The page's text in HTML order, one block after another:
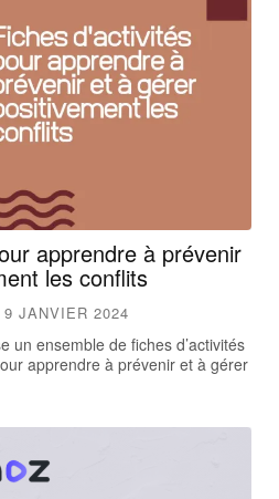
apprendre à prévenir
les conflits
9 JANVIER 2024
un ensemble de fiches d’activités
apprendre à prévenir et à gérer